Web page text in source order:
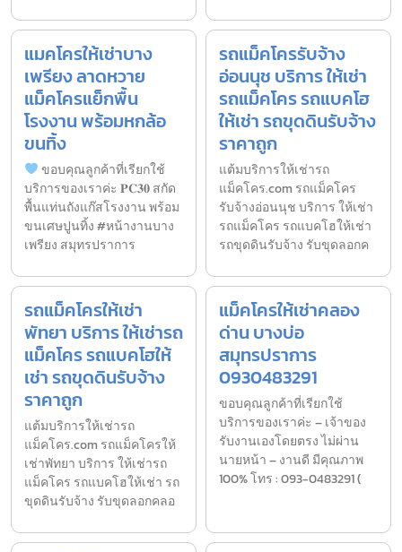
แมคโครให้เช่าบาง
เพรียง ลาดหวาย
แม็คโครแย็กพื้น
โรงงาน พร้อมหกล้อ
ขนทิ้ง
ขอบคุณลูกค้าที่เรียกใช้
บริการของเราค่ะ 𝐏𝐂𝟑𝟎 สกัด
พื้นแท่นถังแก๊สโรงงาน พร้อม
ขนเศษปูนทิ้ง #หน้างานบาง
เพรียง สมุทรปราการ
รถแม็คโครรับจ้าง
อ่อนนุช บริการ ให้เช่า
รถแม็คโคร รถแบคโฮ
ให้เช่า รถขุดดินรับจ้าง
ราคาถูก
แต้มบริการให้เช่ารถ
แม็คโคร.com รถแม็คโคร
รับจ้างอ่อนนุช บริการ ให้เช่า
รถแม็คโคร รถแบคโฮให้เช่า
รถขุดดินรับจ้าง รับขุดลอกค
รถแม็คโครให้เช่า
พัทยา บริการ ให้เช่ารถ
แม็คโคร รถแบคโฮให้
เช่า รถขุดดินรับจ้าง
ราคาถูก
แต้มบริการให้เช่ารถ
แม็คโคร.com รถแม็คโครให้
เช่าพัทยา บริการ ให้เช่ารถ
แม็คโคร รถแบคโฮให้เช่า รถ
ขุดดินรับจ้าง รับขุดลอกคลอ
แม็คโครให้เช่าคลอง
ด่าน บางบ่อ
สมุทรปราการ
0930483291
ขอบคุณลูกค้าที่เรียกใช้
บริการของเราค่ะ – เจ้าของ
รับงานเองโดยตรง ไม่ผ่าน
นายหน้า – งานดี มีคุณภาพ
100% โทร : 093-0483291 (